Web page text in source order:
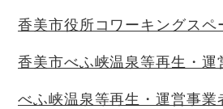
香美市役所コワーキングスペ
香美市べふ峡温泉等再生・運
べふ峡温泉等再生・運営事業